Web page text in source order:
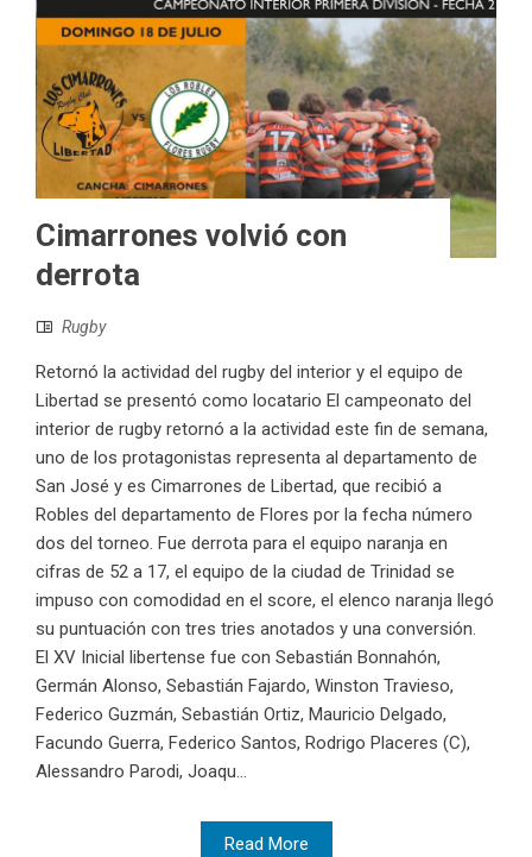
Cimarrones volvió con
derrota
Rugby
Retornó la actividad del rugby del interior y el equipo de
Libertad se presentó como locatario El campeonato del
interior de rugby retornó a la actividad este fin de semana,
uno de los protagonistas representa al departamento de
San José y es Cimarrones de Libertad, que recibió a
Robles del departamento de Flores por la fecha número
dos del torneo. Fue derrota para el equipo naranja en
cifras de 52 a 17, el equipo de la ciudad de Trinidad se
impuso con comodidad en el score, el elenco naranja llegó
su puntuación con tres tries anotados y una conversión.
El XV Inicial libertense fue con Sebastián Bonnahón,
Germán Alonso, Sebastián Fajardo, Winston Travieso,
Federico Guzmán, Sebastián Ortiz, Mauricio Delgado,
Facundo Guerra, Federico Santos, Rodrigo Placeres (C),
Alessandro Parodi, Joaqu...
Read More